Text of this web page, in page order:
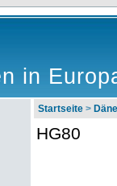
in
Startseite >
HG80